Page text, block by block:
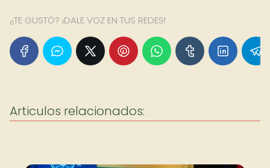
¿TE GUSTÓ? ¡DALE VOZ EN TUS REDES!
Articulos relacionados: